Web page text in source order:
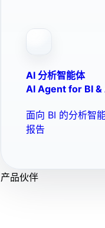
AI 分析智能体
AI Agent for BI
面向 BI 的分析智
报告
产品伙伴